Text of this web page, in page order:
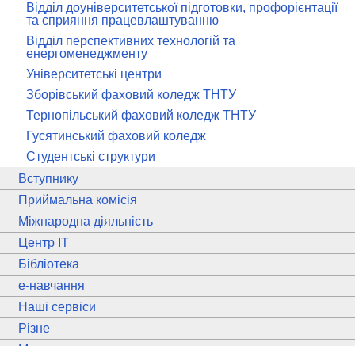
Відділ доуніверситетської підготовки, профорієнтації
та сприяння працевлаштуванню
Відділ перспективних технологій та
енергоменеджменту
Університетські центри
Зборівський фаховий коледж ТНТУ
Тернопільський фаховий коледж ТНТУ
Гусятинський фаховий коледж
Студентські структури
Вступнику
Приймальна комісія
Міжнародна діяльність
Центр ІТ
Бібліотека
e-навчання
Наші сервіси
Різне